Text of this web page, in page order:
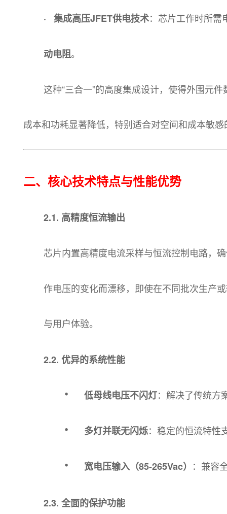
· 集成高压JFET供电技术：芯片工作时所需
动电阻。
这种“三合一”的高度集成设计，使得外围元件
成本和功耗显著降低，特别适合对空间和成本敏
二、核心技术特点与性能优势
2.1. 高精度恒流输出
芯片内置高精度电流采样与恒流控制电路，
作电压的变化而漂移，即使在不同批次生产
与用户体验。
2.2. 优异的系统性能
· 低母线电压不闪灯：解决了传统方
· 多灯并联无闪烁：稳定的恒流特性
· 宽电压输入（85-265Vac） ：兼容
2.3. 全面的保护功能